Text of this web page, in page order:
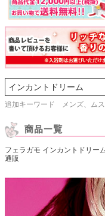
追加キーワード メンズ、ム
フェラガモ インカントドリ
通販